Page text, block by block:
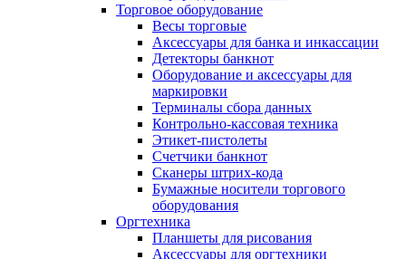
Торговое оборудование
Весы торговые
Аксессуары для банка и инкассации
Детекторы банкнот
Оборудование и аксессуары для
маркировки
Терминалы сбора данных
Контрольно-кассовая техника
Этикет-пистолеты
Счетчики банкнот
Сканеры штрих-кода
Бумажные носители торгового
оборудования
Оргтехника
Планшеты для рисования
Аксессуары для оргтехники